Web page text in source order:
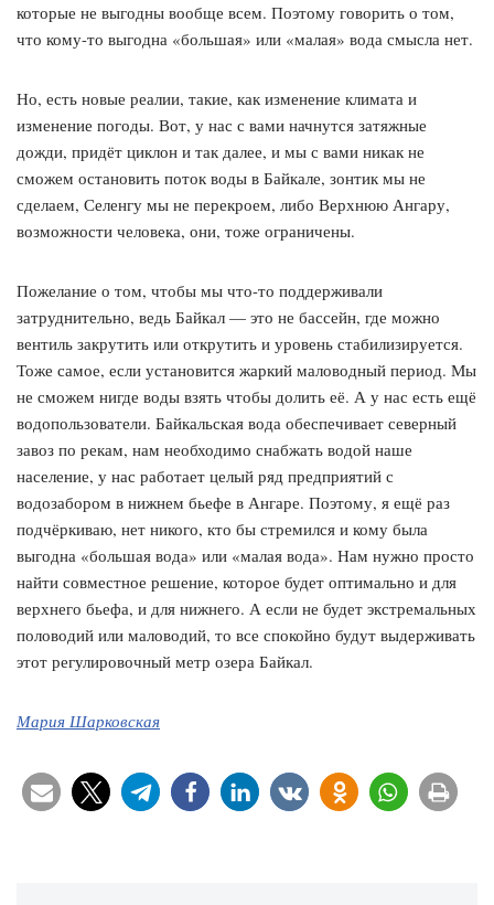
которые не выгодны вообще всем. Поэтому говорить о том,
что кому-то выгодна «большая» или «малая» вода смысла нет.
Но, есть новые реалии, такие, как изменение климата и
изменение погоды. Вот, у нас с вами начнутся затяжные
дожди, придёт циклон и так далее, и мы с вами никак не
сможем остановить поток воды в Байкале, зонтик мы не
сделаем, Селенгу мы не перекроем, либо Верхнюю Ангару,
возможности человека, они, тоже ограничены.
Пожелание о том, чтобы мы что-то поддерживали
затруднительно, ведь Байкал — это не бассейн, где можно
вентиль закрутить или открутить и уровень стабилизируется.
Тоже самое, если установится жаркий маловодный период. Мы
не сможем нигде воды взять чтобы долить её. А у нас есть ещё
водопользователи. Байкальская вода обеспечивает северный
завоз по рекам, нам необходимо снабжать водой наше
население, у нас работает целый ряд предприятий с
водозабором в нижнем бьефе в Ангаре. Поэтому, я ещё раз
подчёркиваю, нет никого, кто бы стремился и кому была
выгодна «большая вода» или «малая вода». Нам нужно просто
найти совместное решение, которое будет оптимально и для
верхнего бьефа, и для нижнего. А если не будет экстремальных
половодий или маловодий, то все спокойно будут выдерживать
этот регулировочный метр озера Байкал.
Мария Шарковская